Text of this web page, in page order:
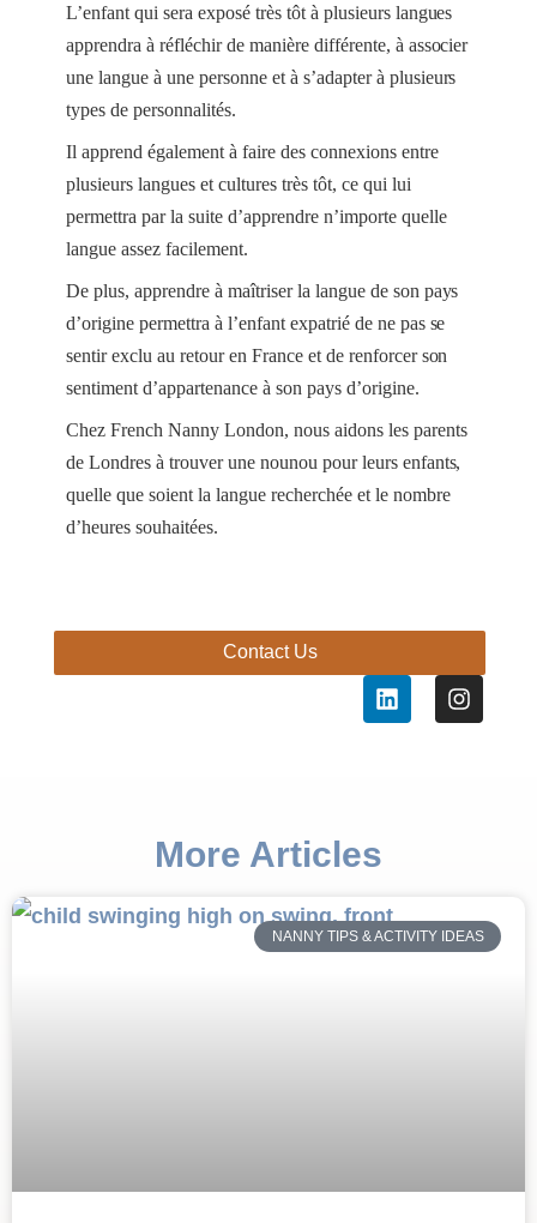
L’enfant qui sera exposé très tôt à plusieurs langues
apprendra à réfléchir de manière différente, à associer
une langue à une personne et à s’adapter à plusieurs
types de personnalités.
Il apprend également à faire des connexions entre
plusieurs langues et cultures très tôt, ce qui lui
permettra par la suite d’apprendre n’importe quelle
langue assez facilement.
De plus, apprendre à maîtriser la langue de son pays
d’origine permettra à l’enfant expatrié de ne pas se
sentir exclu au retour en France et de renforcer son
sentiment d’appartenance à son pays d’origine.
Chez French Nanny London, nous aidons les parents
de Londres à trouver une nounou pour leurs enfants,
quelle que soient la langue recherchée et le nombre
d’heures souhaitées.
Contact Us
More Articles
NANNY TIPS & ACTIVITY IDEAS